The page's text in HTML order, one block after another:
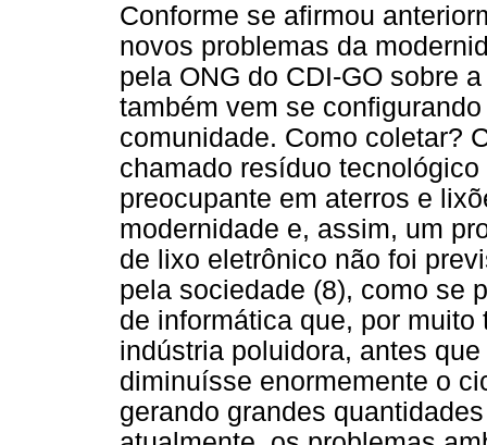
Conforme se afirmou
novos problemas da
pela ONG do CDI-GO sobre
também vem se
comunidade. Como coletar?
chamado resíduo
preocupante em aterros e
modernidade e, assim, um
de lixo eletrônico não foi
pela sociedade (8), como se
de informática que, por
indústria poluidora, antes
diminuísse enormemente o
gerando grandes